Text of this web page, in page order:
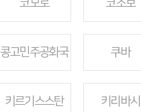
코모로 코소보
콩고민주공화국 쿠바
키르기스스탄 키리바시